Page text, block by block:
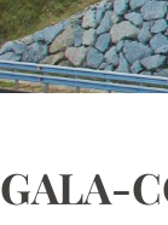
GALA-